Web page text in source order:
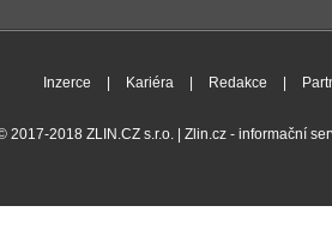
Inzerce Kariéra Redakce
2017-2018 ZLIN.CZ s.r.o. | Zlin.cz - informační